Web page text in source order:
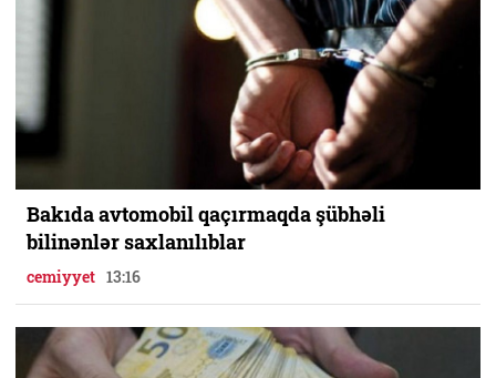
Bakıda avtomobil qaçırmaqda şübhəli
bilinənlər saxlanılıblar
cemiyyet 13:16